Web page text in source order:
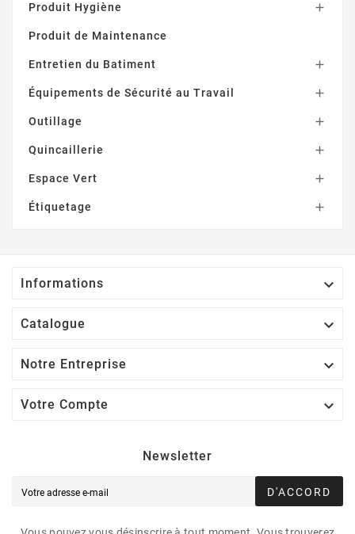
Produit Hygiène 
Produit de Maintenance
Entretien du Batiment 
Équipements de Sécurité au Travail 
Outillage 
Quincaillerie 
Espace Vert 
Étiquetage 
Informations 
Catalogue 
Notre Entreprise 
Votre Compte 
Newsletter
D'ACCORD